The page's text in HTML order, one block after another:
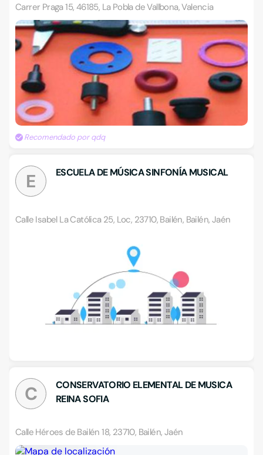
Carrer Praga 15, 46185, La Pobla de Vallbona, Valencia
Recomendado por qdq
E ESCUELA DE MÚSICA SINFONÍA MUSICAL
Calle Isabel La Católica 25, Loc, 23710, Bailén, Bailén, Jaén
C
CONSERVATORIO ELEMENTAL DE MUSICA
REINA SOFIA
Calle Héroes de Bailén 18, 23710, Bailén, Jaén